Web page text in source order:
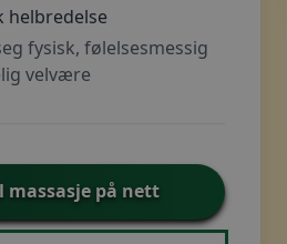
helbredelse
fysisk, følelsesmessig
velvære
massasje på nett